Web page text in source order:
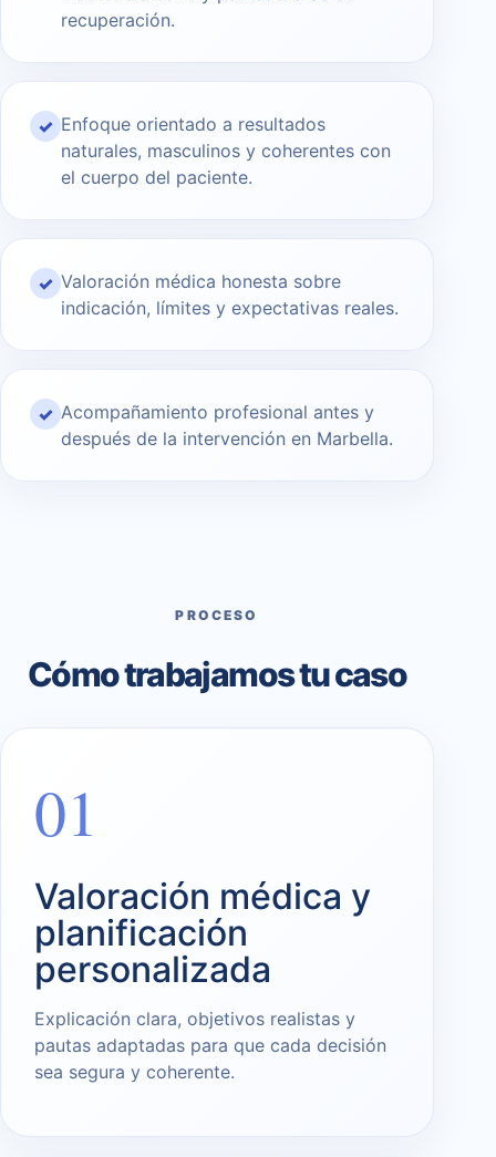
recuperación.
✓ Enfoque orientado a resultados
naturales, masculinos y coherentes con
el cuerpo del paciente.
✓ Valoración médica honesta sobre
indicación, límites y expectativas reales.
✓ Acompañamiento profesional antes y
después de la intervención en Marbella.
PROCESO
Cómo trabajamos tu caso
01
Valoración médica y
planificación
personalizada
Explicación clara, objetivos realistas y
pautas adaptadas para que cada decisión
sea segura y coherente.